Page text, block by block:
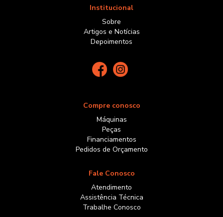
Institucional
Sobre
Artigos e Notícias
Depoimentos
Compre conosco
Máquinas
Peças
Financiamentos
Pedidos de Orçamento
Fale Conosco
Atendimento
Assistência Técnica
Trabalhe Conosco